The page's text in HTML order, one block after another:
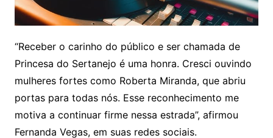
“Receber o carinho do público e ser chamada de
Princesa do Sertanejo é uma honra. Cresci ouvindo
mulheres fortes como Roberta Miranda, que abriu
portas para todas nós. Esse reconhecimento me
motiva a continuar firme nessa estrada”, afirmou
Fernanda Vegas, em suas redes sociais.